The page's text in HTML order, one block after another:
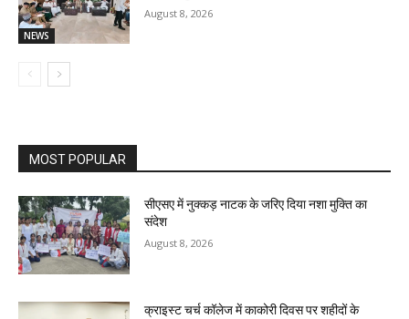
NEWS
August 8, 2026
MOST POPULAR
सीएसए में नुक्कड़ नाटक के जरिए दिया नशा मुक्ति का
संदेश
August 8, 2026
क्राइस्ट चर्च कॉलेज में काकोरी दिवस पर शहीदों के